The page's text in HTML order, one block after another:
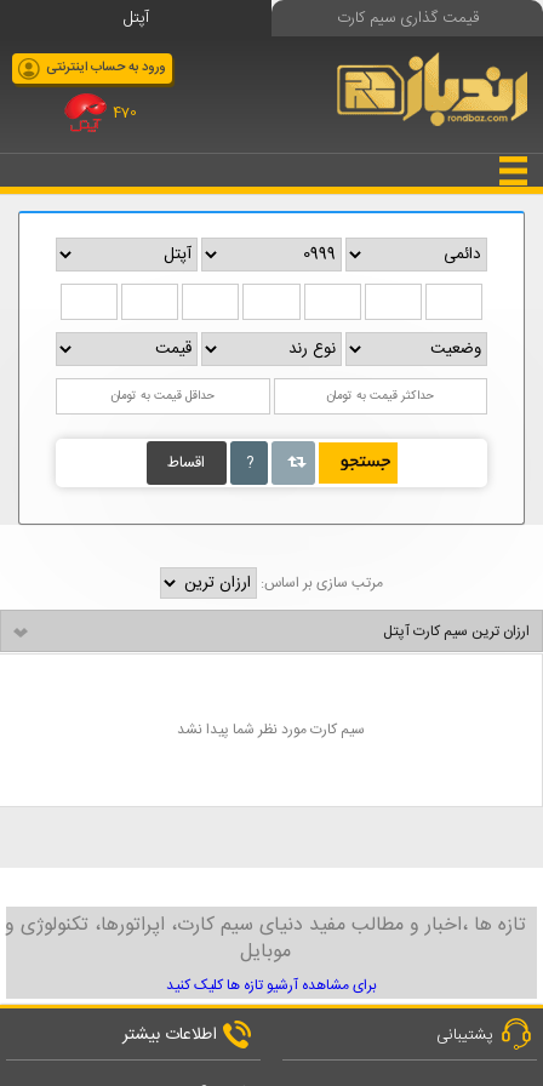
قیمت گذاری سیم کارت آپتل
ورود به حساب اینترنتی
470
اقساط ?
مرتب سازی بر اساس:
ارزان ترین سیم کارت آپتل
سیم کارت مورد نظر شما پیدا نشد
تازه ها ،اخبار و مطالب مفید دنیای سیم کارت، اپراتورها، تکنولوژی و
موبایل
برای مشاهده آرشیو تازه ها کلیک کنید
پشتیبانی اطلاعات بیشتر